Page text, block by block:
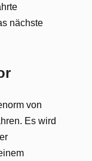
nächste
von
Es wird